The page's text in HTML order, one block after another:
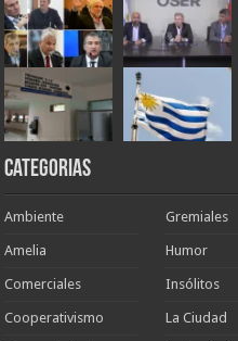
Categorias
Ambiente
Amelia
Comerciales
Cooperativismo
Gremiales
Humor
Insólitos
La Ciudad